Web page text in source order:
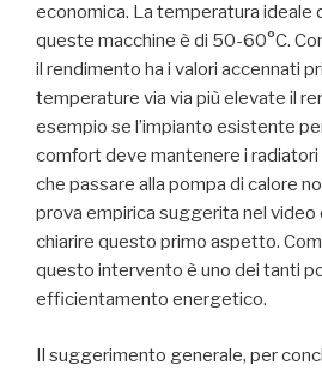
economica. La temperatura ideale
queste macchine è di 50-60°C.
il rendimento ha i valori accennati
temperature via via più elevate il
esempio se l’impianto esistente
comfort deve mantenere i radiatori
che passare alla pompa di calore
prova empirica suggerita nel video
chiarire questo primo aspetto.
questo intervento è uno dei tanti
efficientamento energetico.
Il suggerimento generale, per